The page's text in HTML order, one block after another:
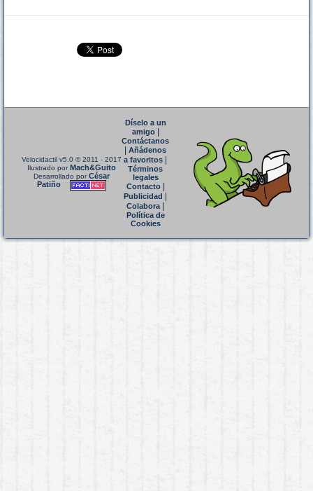
Velocidactil v5.0 © 2011 - 2017
Ilustrado porMach&Guito
Desarrollado porCésar
Patiño
Díselo a un
amigo|
Contáctanos
Añádenos
a favoritos
Términos
legales
Contacto|
Publicidad
Colabora|
Política de
Cookies